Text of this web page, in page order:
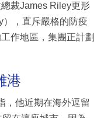
裁James Riley更形
，直斥嚴格的防疫
作地區，集團正計劃
港
，他近期在海外逗留